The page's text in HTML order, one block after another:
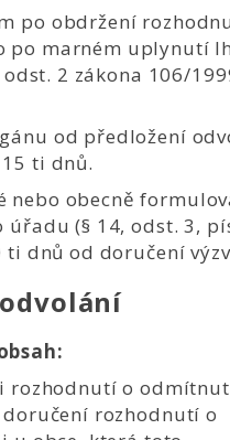
po obdržení
po marném uplynutí
2 zákona 106/
od předložení
ti dnů.
nebo obecně
úřadu (§ 14, odst. 3,
ti dnů od doručení
rozhodnutí o
rozhodnutí o